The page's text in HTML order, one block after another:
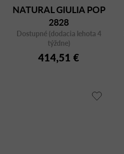
NATURAL GIULIA POP
2828
Dostupné (dodacia lehota 4
týždne)
414,51 €